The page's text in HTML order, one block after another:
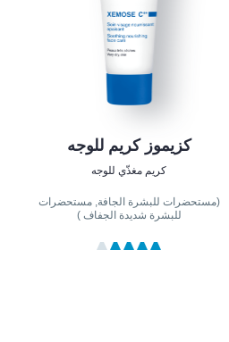
كزيموز كريم للوجه
كريم مغذّي للوجه
(مستحضرات للبشرة الجافة, مستحضرات
للبشرة شديدة الجفاف )